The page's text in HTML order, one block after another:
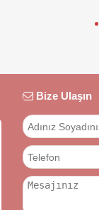
Bize Ulaşın